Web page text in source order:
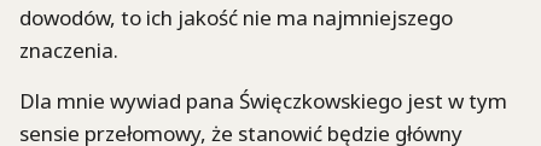
dowodów, to ich jakość nie ma najmniejszego
znaczenia.
Dla mnie wywiad pana Święczkowskiego jest w tym
sensie przełomowy, że stanowić będzie główny